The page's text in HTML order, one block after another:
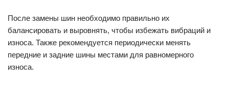
После замены шин необходимо правильно их
балансировать и выровнять, чтобы избежать вибраций и
износа. Также рекомендуется периодически менять
передние и задние шины местами для равномерного
износа.